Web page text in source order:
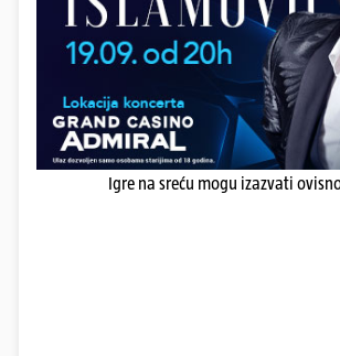
Igre na sreću mogu izazvati